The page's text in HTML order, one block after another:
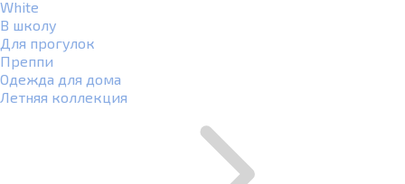
White
В школу
Для прогулок
Преппи
Одежда для дома
Летняя коллекция